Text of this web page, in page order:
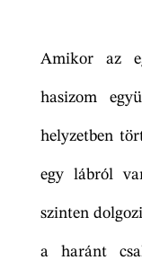
Amikor az
hasizom
helyzetben
egy lábról
szinten
a haránt